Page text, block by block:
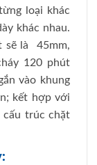
loại khác
khác nhau.
sẽ là 45mm,
120 phút
vào khung
kết hợp với
cấu trúc chặt